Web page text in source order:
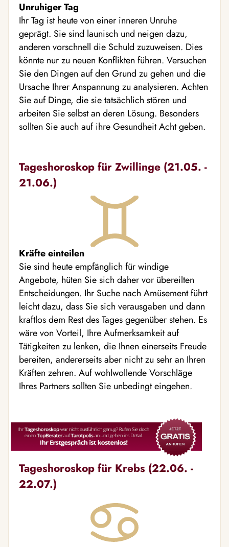
Unruhiger Tag
Ihr Tag ist heute von einer inneren Unruhe
geprägt. Sie sind launisch und neigen dazu,
anderen vorschnell die Schuld zuzuweisen. Dies
könnte nur zu neuen Konflikten führen. Versuchen
Sie den Dingen auf den Grund zu gehen und die
Ursache Ihrer Anspannung zu analysieren. Achten
Sie auf Dinge, die sie tatsächlich stören und
arbeiten Sie selbst an deren Lösung. Besonders
sollten Sie auch auf ihre Gesundheit Acht geben.
Tageshoroskop für Zwillinge (21.05. -
21.06.)
Kräfte einteilen
Sie sind heute empfänglich für windige
Angebote, hüten Sie sich daher vor übereilten
Entscheidungen. Ihr Suche nach Amüsement führt
leicht dazu, dass Sie sich verausgaben und dann
kraftlos dem Rest des Tages gegenüber stehen. Es
wäre von Vorteil, Ihre Aufmerksamkeit auf
Tätigkeiten zu lenken, die Ihnen einerseits Freude
bereiten, andererseits aber nicht zu sehr an Ihren
Kräften zehren. Auf wohlwollende Vorschläge
Ihres Partners sollten Sie unbedingt eingehen.
Tageshoroskop für Krebs (22.06. -
22.07.)